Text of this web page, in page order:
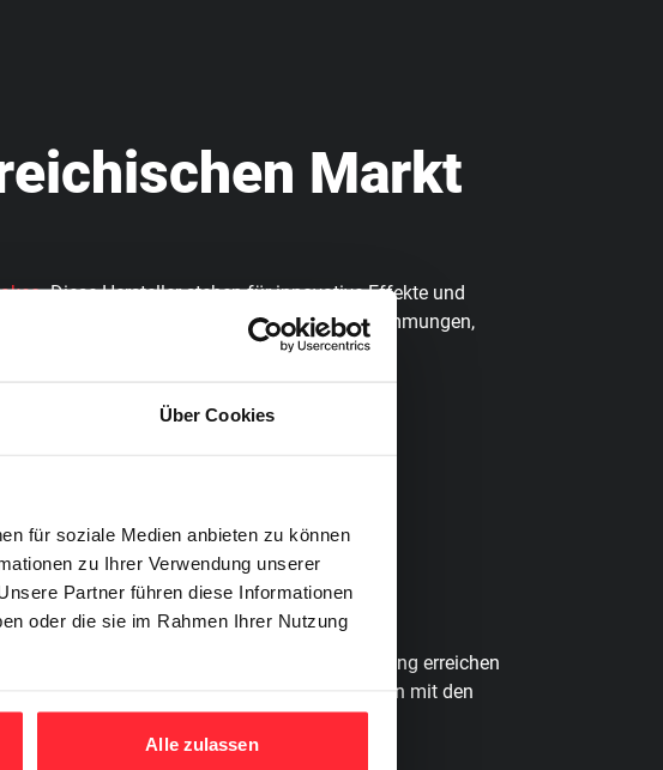
Über Cookies
für soziale Medien anbieten zu können
zu Ihrer Verwendung unserer
Partner führen diese Informationen
oder die sie im Rahmen Ihrer Nutzung
Alle zulassen
Markt
. Diese Hersteller stehen für innovative Effekte und
alle Produkte den österreichischen Bestimmungen,
finden Sie auf unserer
Herstellerseite
unserer zentralen Lage und effizienten Planung erreichen
der österreichischen Gefahrgutvorschriften mit den